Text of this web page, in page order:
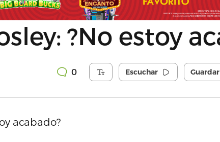
?No estoy
0 Escuchar Guardar
acabado?